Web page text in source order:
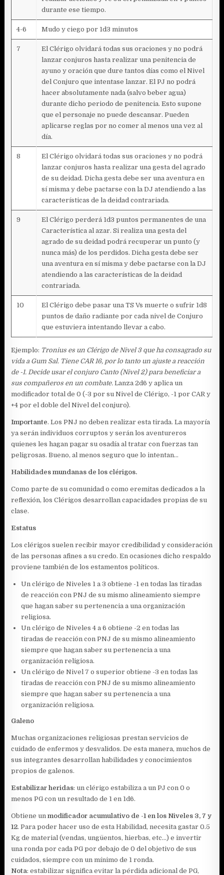
durante ese tiempo.
4-6 Mudo y ciego por 1d3 minutos
7
El Clérigo olvidará todas sus oraciones y no podrá
lanzar conjuros hasta realizar una penitencia de
ayuno y oración que dure tantos días como el Nivel
del Conjuro que intentase lanzar. El PJ no podrá
hacer absolutamente nada (salvo beber agua)
durante dicho periodo de penitencia. Esto supone
que el personaje no puede descansar. Pueden
aplicarse reglas por no comer al menos una vez al
día.
8
El Clérigo olvidará todas sus oraciones y no podrá
lanzar conjuros hasta realizar una gesta del agrado
de su deidad. Dicha gesta debe ser una aventura en
sí misma y debe pactarse con la DJ atendiendo a las
características de la deidad contrariada.
9
El Clérigo perderá 1d3 puntos permanentes de una
Característica al azar. Si realiza una gesta del
agrado de su deidad podrá recuperar un punto (y
nunca más) de los perdidos. Dicha gesta debe ser
una aventura en sí misma y debe pactarse con la DJ
atendiendo a las características de la deidad
contrariada.
10
El Clérigo debe pasar una TS Vs muerte o sufrir 1d8
puntos de daño radiante por cada nivel de Conjuro
que estuviera intentando llevar a cabo.
Ejemplo: Tronius es un Clérigo de Nivel 3 que ha consagrado su
vida a Gum Sal. Tiene CAR 16, por lo tanto un ajuste a reacción
de -1. Decide usar el conjuro Canto (Nivel 2) para beneficiar a
sus compañeros en un combate.Lanza 2d6 y aplica un
modificador total de 0 (-3 por su Nivel de Clérigo, -1 por CAR y
+4 por el doble del Nivel del conjuro).
Importante. Los PNJ no deben realizar esta tirada. La mayoría
ya serán individuos corruptos y serán los aventureros
quienes les hagan pagar su osadía al tratar con fuerzas tan
peligrosas. Bueno, al menos seguro que lo intentan…
Habilidades mundanas de los clérigos.
Como parte de su comunidad o como eremitas dedicados a la
reflexión, los Clérigos desarrollan capacidades propias de su
clase.
Estatus
Los clérigos suelen recibir mayor credibilidad y consideración
de las personas afines a su credo. En ocasiones dicho respaldo
proviene también de los estamentos políticos.
Un clérigo de Niveles 1 a 3 obtiene -1 en todas las tiradas
de reacción con PNJ de su mismo alineamiento siempre
que hagan saber su pertenencia a una organización
religiosa.
Un clérigo de Niveles 4 a 6 obtiene -2 en todas las
tiradas de reacción con PNJ de su mismo alineamiento
siempre que hagan saber su pertenencia a una
organización religiosa.
Un clérigo de Nivel 7 o superior obtiene -3 en todas las
tiradas de reacción con PNJ de su mismo alineamiento
siempre que hagan saber su pertenencia a una
organización religiosa.
Galeno
Muchas organizaciones religiosas prestan servicios de
cuidado de enfermos y desvalidos. De esta manera, muchos de
sus integrantes desarrollan habilidades y conocimientos
propios de galenos.
Estabilizar heridas: un clérigo estabiliza a un PJ con 0 o
menos PG con un resultado de 1 en 1d6.
Obtiene unmodificador acumulativo de -1 en los Niveles 3, 7 y
12. Para poder hacer uso de esta Habilidad, necesita gastar 0.5
Kg de material (vendas, ungüentos, hierbas, etc…) e invertir
una ronda por cada PG por debajo de 0 del objetivo de sus
cuidados, siempre con un mínimo de 1 ronda.
Nota: estabilizar significa evitar la pérdida adicional de PG,